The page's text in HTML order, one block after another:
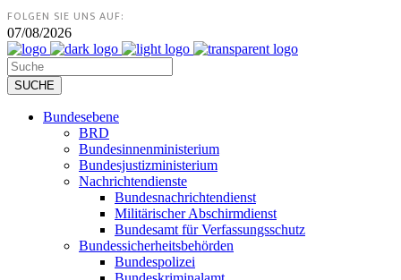
FOLGEN SIE UNS AUF:
07/08/2026
Bundesebene
BRD
Bundesinnenministerium
Bundesjustizministerium
Nachrichtendienste
Bundesnachrichtendienst
Militärischer Abschirmdienst
Bundesamt für Verfassungsschutz
Bundessicherheitsbehörden
Bundespolizei